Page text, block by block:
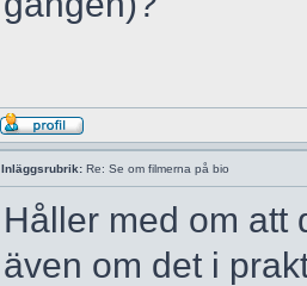
Inläggsrubrik: Re: Se om filmerna på bio
Håller med om att
även om det i